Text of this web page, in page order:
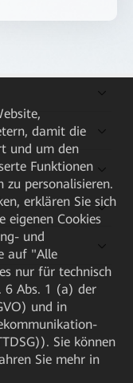
damit die
und um den
Funktionen
zu personalisieren.
erklären Sie sich
eigenen Cookies
und
auf "Alle
nur für technisch
6 Abs. 1 (a) der
und in
Sie können
Sie mehr in